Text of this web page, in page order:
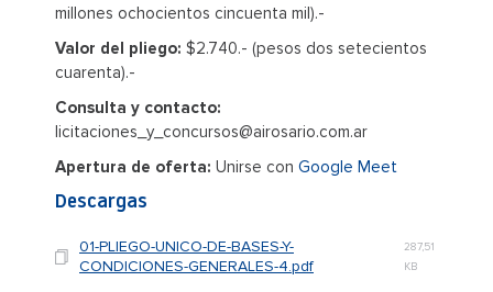
millones ochocientos cincuenta mil).-
Valor del pliego: $2.740.- (pesos dos setecientos
cuarenta).-
Consulta y contacto:
licitaciones_y_concursos@airosario.com.ar
Apertura de oferta: Unirse con Google Meet
Descargas
01-PLIEGO-UNICO-DE-BASES-Y-
CONDICIONES-GENERALES-4.pdf
287,51
KB